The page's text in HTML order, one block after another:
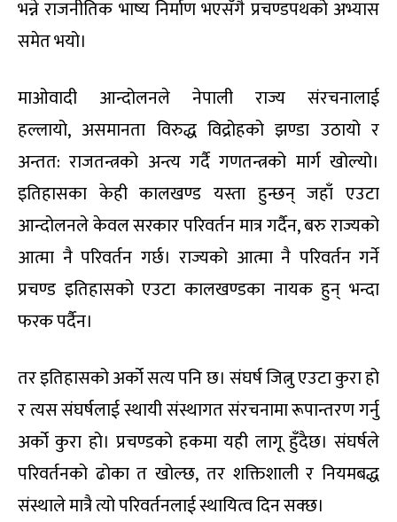
भन्ने राजनीतिक भाष्य निर्माण भएसँगै प्रचण्डपथको अभ्यास
समेत भयो।
माओवादी आन्दोलनले नेपाली राज्य संरचनालाई
हल्लायो,असमानता विरुद्ध विद्रोहको झण्डा उठायो र
अन्तत: राजतन्त्रको अन्त्य गर्दै गणतन्त्रको मार्ग खोल्यो।
इतिहासका केही कालखण्ड यस्ता हुन्छन् जहाँ एउटा
आन्दोलनले केवल सरकार परिवर्तन मात्र गर्दैन,बरु राज्यको
आत्मा नै परिवर्तन गर्छ। राज्यको आत्मा नै परिवर्तन गर्ने
प्रचण्ड इतिहासको एउटा कालखण्डका नायक हुन् भन्दा
फरक पर्दैन।
तर इतिहासको अर्को सत्य पनि छ। संघर्ष जित्नु एउटा कुरा हो
र त्यस संघर्षलाई स्थायी संस्थागत संरचनामा रूपान्तरण गर्नु
अर्को कुरा हो। प्रचण्डको हकमा यही लागू हुँदैछ। संघर्षले
परिवर्तनको ढोका त खोल्छ, तर शक्तिशाली र नियमबद्ध
संस्थाले मात्रै त्यो परिवर्तनलाई स्थायित्व दिन सक्छ।